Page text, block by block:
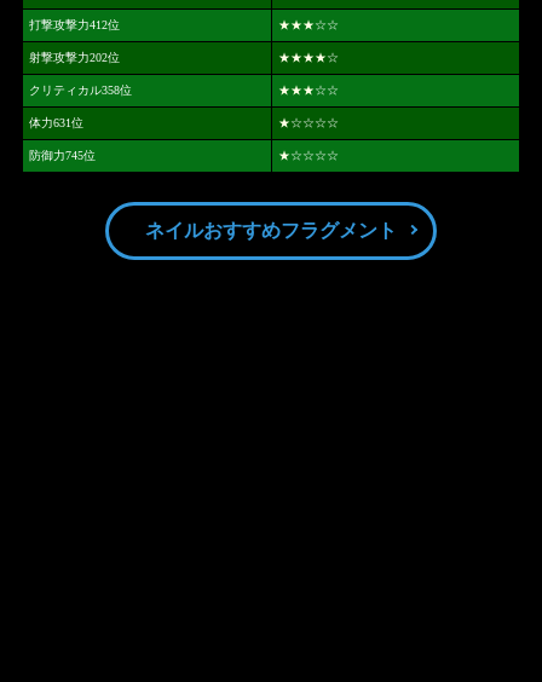
打撃攻撃力412位 ★★★☆☆
射撃攻撃力202位 ★★★★☆
クリティカル358位 ★★★☆☆
体力631位 ★☆☆☆☆
防御力745位 ★☆☆☆☆
ネイルおすすめフラグメント